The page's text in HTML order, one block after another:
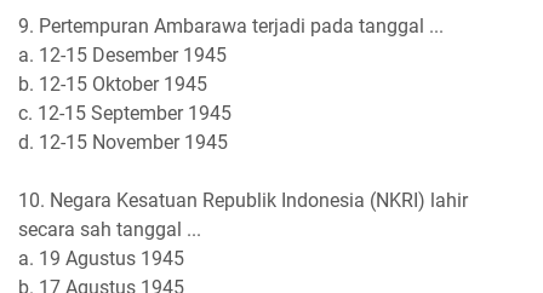
9. Pertempuran Ambarawa terjadi pada tanggal ...
a. 12-15 Desember 1945
b. 12-15 Oktober 1945
c. 12-15 September 1945
d. 12-15 November 1945
10. Negara Kesatuan Republik Indonesia (NKRI) lahir
secara sah tanggal ...
a. 19 Agustus 1945
b. 17 Agustus 1945